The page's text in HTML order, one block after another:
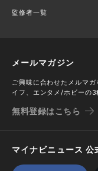
監修者一覧
メールマガジン
ご興味に合わせたメルマ
イフ、エンタメ/ホビーの3
無料登録はこちら
マイナビニュース 公